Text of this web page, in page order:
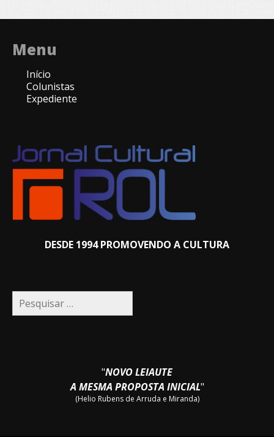
Menu
Início
Colunistas
Expediente
DESDE 1994 PROMOVENDO A CULTURA
Pesquisar
por:
"NOVO LEIAUTE
A MESMA PROPOSTA INICIAL"
(Helio Rubens de Arruda e Miranda)